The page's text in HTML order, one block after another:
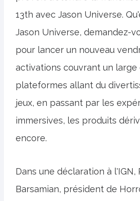
13th avec Jason Universe.
Jason Universe, demandez-
pour lancer un nouveau
activations couvrant un large
plateformes allant du
jeux, en passant par les
immersives, les produits
encore.
Dans une déclaration à l'IGN,
Barsamian, président de